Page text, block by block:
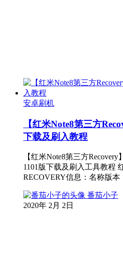
安卓刷机
【红米Note8第三方
下载及刷入教程
【红米Note8第三方
1101版下载及刷入工具教程
RECOVERY信息：名称版
番茄小子
2020年 2月 2日